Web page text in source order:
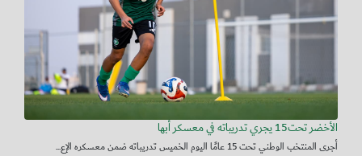
الأخضر تحت15 يجري تدريباته في معسكر أبها
أجرى المنتخب الوطني تحت 15 عامًا اليوم الخميس تدريباته ضمن معسكره الإع...